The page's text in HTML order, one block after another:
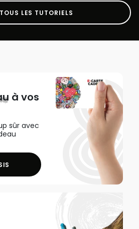
LES TUTORIELS
à vos
sûr avec